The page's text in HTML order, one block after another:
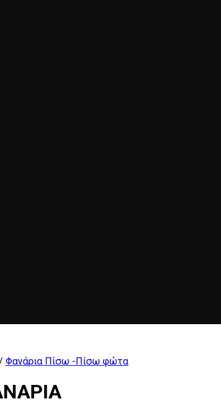
Φανάρια Πίσω -Πίσω φώτα